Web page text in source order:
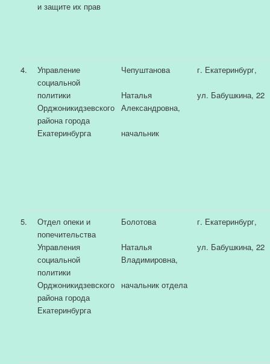
и защите их прав
4.
Управление
социальной
политики
Орджоникидзевского
района города
Екатеринбурга
Чепуштанова
Наталья
Александровна,
начальник
г. Екатеринбург,
ул. Бабушкина, 22
5.
Отдел опеки и
попечительства
Управления
социальной
политики
Орджоникидзевского
района города
Екатеринбурга
Болотова
Наталья
Владимировна,
начальник отдела
г. Екатеринбург,
ул. Бабушкина, 22